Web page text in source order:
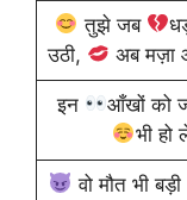
तुझे जब
उठी,
अब मज़ा
इन आँखों को
भी हो
वो मौत भी बड़ी